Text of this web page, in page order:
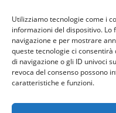
Utilizziamo tecnologie come i
informazioni del dispositivo.
navigazione e per mostrare
queste tecnologie ci
di navigazione o gli ID univoci
revoca del consenso possono
caratteristiche e funzioni.
7
10
1
I
26
Home Privacy